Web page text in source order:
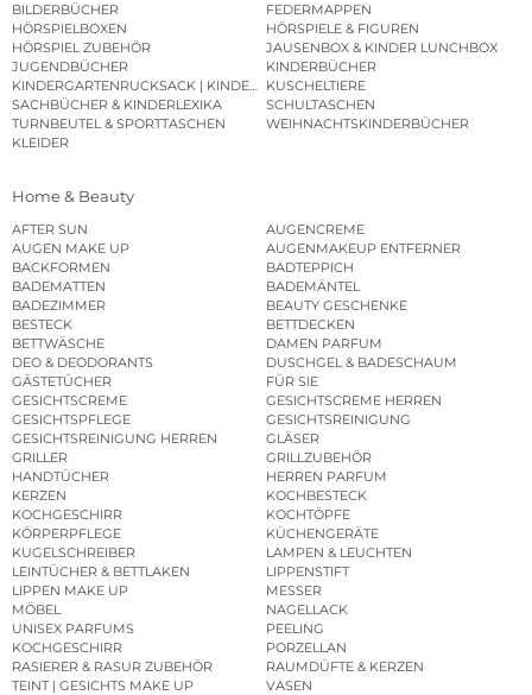
BILDERBÜCHER
FEDERMAPPEN
HÖRSPIELBOXEN
HÖRSPIELE & FIGUREN
HÖRSPIEL ZUBEHÖR
JAUSENBOX & KINDER LUNCHBOX
JUGENDBÜCHER
KINDERBÜCHER
KINDERGARTENRUCKSACK | KINDERGARTENBEUTEL
KUSCHELTIERE
SACHBÜCHER & KINDERLEXIKA
SCHULTASCHEN
TURNBEUTEL & SPORTTASCHEN
WEIHNACHTSKINDERBÜCHER
KLEIDER
Home & Beauty
AFTER SUN
AUGENCREME
AUGEN MAKE UP
AUGENMAKEUP ENTFERNER
BACKFORMEN
BADTEPPICH
BADEMATTEN
BADEMÄNTEL
BADEZIMMER
BEAUTY GESCHENKE
BESTECK
BETTDECKEN
BETTWÄSCHE
DAMEN PARFUM
DEO & DEODORANTS
DUSCHGEL & BADESCHAUM
GÄSTETÜCHER
FÜR SIE
GESICHTSCREME
GESICHTSCREME HERREN
GESICHTSPFLEGE
GESICHTSREINIGUNG
GESICHTSREINIGUNG HERREN
GLÄSER
GRILLER
GRILLZUBEHÖR
HANDTÜCHER
HERREN PARFUM
KERZEN
KOCHBESTECK
KOCHGESCHIRR
KOCHTÖPFE
KÖRPERPFLEGE
KÜCHENGERÄTE
KUGELSCHREIBER
LAMPEN & LEUCHTEN
LEINTÜCHER & BETTLAKEN
LIPPENSTIFT
LIPPEN MAKE UP
MESSER
MÖBEL
NAGELLACK
UNISEX PARFUMS
PEELING
KOCHGESCHIRR
PORZELLAN
RASIERER & RASUR ZUBEHÖR
RAUMDÜFTE & KERZEN
TEINT | GESICHTS MAKE UP
VASEN